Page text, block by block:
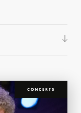
CONCERTS